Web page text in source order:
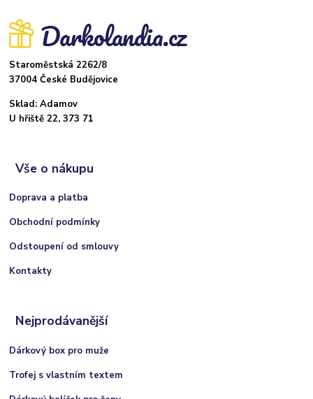
Staroměstská 2262/8
37004 České Budějovice
Sklad: Adamov
U hřiště 22, 373 71
Vše o nákupu
Doprava a platba
Obchodní podmínky
Odstoupení od smlouvy
Kontakty
Nejprodávanější
Dárkový box pro muže
Trofej s vlastním textem